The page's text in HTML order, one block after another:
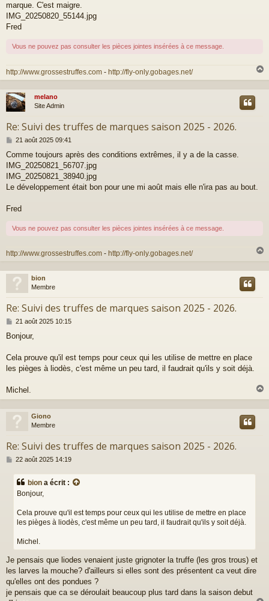
a
g
marque. C'est maigre.
IMG_20250820_55144.jpg
Fred
Vous ne pouvez pas consulter les pièces jointes insérées à ce message.
http://www.grossestruffes.com - http://fly-only.gobages.net/
a
melano
Site Admin
Re: Suivi des truffes de marques saison 2025 - 2026.
M
s
s
a
g
21 août 2025 09:41
Comme toujours après des conditions extrêmes, il y a de la casse.
IMG_20250821_56707.jpg
IMG_20250821_38940.jpg
Le développement était bon pour une mi août mais elle n'ira pas au bout.
Fred
Vous ne pouvez pas consulter les pièces jointes insérées à ce message.
http://www.grossestruffes.com - http://fly-only.gobages.net/
u
bion
Membre
Re: Suivi des truffes de marques saison 2025 - 2026.
M
s
a
g
21 août 2025 10:15
Bonjour,
Cela prouve qu'il est temps pour ceux qui les utilise de mettre en place
les pièges à liodès, c'est même un peu tard, il faudrait qu'ils y soit déjà.
Michel.
a
Giono
Membre
Re: Suivi des truffes de marques saison 2025 - 2026.
M
s
22 août 2025 14:19
bion a écrit :
Bonjour,
Cela prouve qu'il est temps pour ceux qui les utilise de mettre en place
les pièges à liodès, c'est même un peu tard, il faudrait qu'ils y soit déjà.
Michel.
Je pensais que liodes venaient juste grignoter la truffe (les gros trous) et
les larves la mouche? d'ailleurs si elles sont des présentent ca veut dire
qu'elles ont des pondues ?
je pensais que ca se déroulait beaucoup plus tard dans la saison debut